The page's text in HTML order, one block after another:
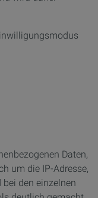
Daten,
um die IP-Adresse,
den einzelnen